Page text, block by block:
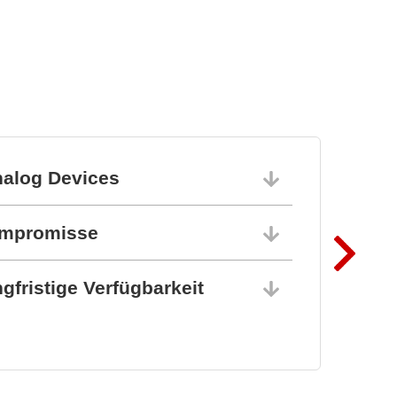
Devices
Verfügbarkeit